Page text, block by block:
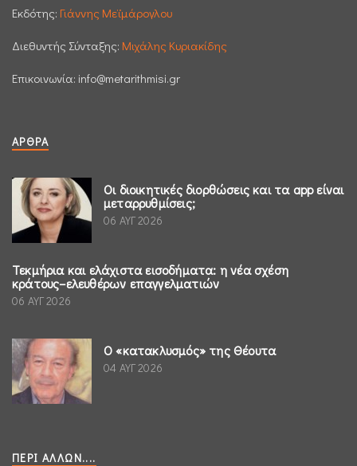
Εκδότης: Γιάννης Μεϊμάρογλου
Διεθυντής Σύνταξης: Μιχάλης Κυριακίδης
Επικοινωνία: info@metarithmisi.gr
ΆΡΘΡΑ
Οι διοικητικές διορθώσεις και τα app είναι
μεταρρυθμίσεις;
06 ΑΥΓ 2026
Τεκμήρια και ελάχιστα εισοδήματα: η νέα σχέση
κράτους–ελευθέρων επαγγελματιών
06 ΑΥΓ 2026
Ο «κατακλυσμός» της Θέουτα
04 ΑΥΓ 2026
ΠΕΡΊ ΆΛΛΩΝ....